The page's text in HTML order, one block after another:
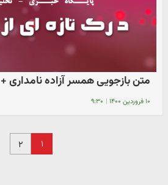
متن بازجویی همسر آزاده نامداری
۱۰ فروردین ۱۴۰۰ | ۹:۳۰
۱ ۲